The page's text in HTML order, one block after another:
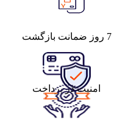
7 روز ضمانت بازگشت
امنیت در پرداخت